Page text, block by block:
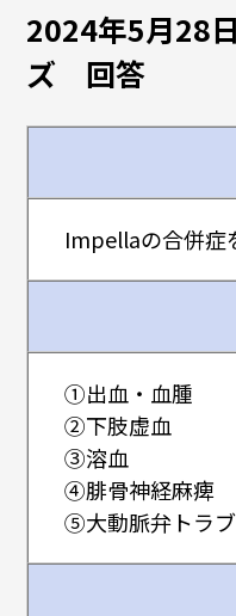
2024年5月28
ズ 回答
Impellaの合併症
①出血・血腫
②下肢虚血
③溶血
④腓骨神経麻痺
⑤大動脈弁トラ